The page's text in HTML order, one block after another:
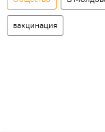
вакцинация